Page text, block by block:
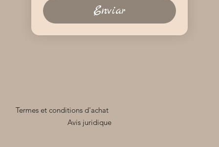
Avis juridique
Termes et conditions d'achat
Enviar